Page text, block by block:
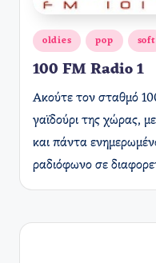
Αναρτήθηκε
σε
oldies pop soft
100 FM Radio 1
Ακούτε τον σταθμό
γαϊδούρι της χώρας,
και πάντα
ραδιόφωνο σε